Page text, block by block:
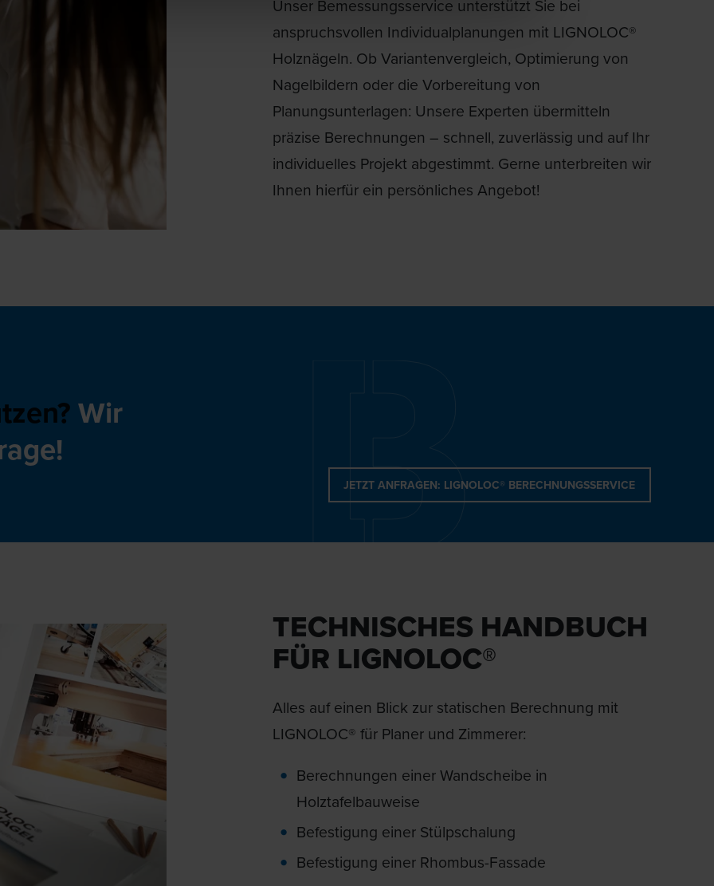
Unser Bemessungsservice unterstützt Sie bei
anspruchsvollen Individualplanungen mit LIGNOLOC®
Holznägeln. Ob Variantenvergleich, Optimierung von
Nagelbildern oder die Vorbereitung von
Planungsunterlagen: Unsere Experten übermitteln
präzise Berechnungen – schnell, zuverlässig und auf Ihr
individuelles Projekt abgestimmt. Gerne unterbreiten wir
Ihnen hierfür ein persönliches Angebot!
Wir
JETZT ANFRAGEN: LIGNOLOC® BERECHNUNGSSERVICE
TECHNISCHES HANDBUCH
FÜR LIGNOLOC®
Alles auf einen Blick zur statischen Berechnung mit
LIGNOLOC® für Planer und Zimmerer:
Berechnungen einer Wandscheibe in
Holztafelbauweise
Befestigung einer Stülpschalung
Befestigung einer Rhombus-Fassade